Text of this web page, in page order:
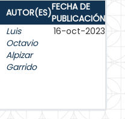
AUTOR(ES)FECHA DE
PUBLICACIÓN
Luis
Octavio
Alpizar
Garrido
16-oct-2023